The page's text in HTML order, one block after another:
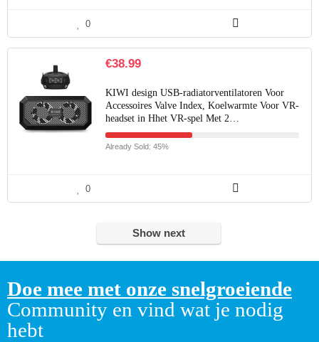
0
€38.99
KIWI design USB-radiatorventilatoren Voor
Accessoires Valve Index, Koelwarmte Voor VR-
headset in Hhet VR-spel Met 2…
Already Sold: 45%
0
Show next
Doe mee met onze snelgroeiende
Community en vind wat je nodig
hebt